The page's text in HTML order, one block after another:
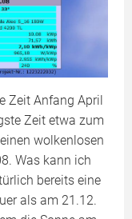
Zeit Anfang April
Zeit etwa zum
wolkenlosen
Was kann ich
bereits eine
als am 21.12.